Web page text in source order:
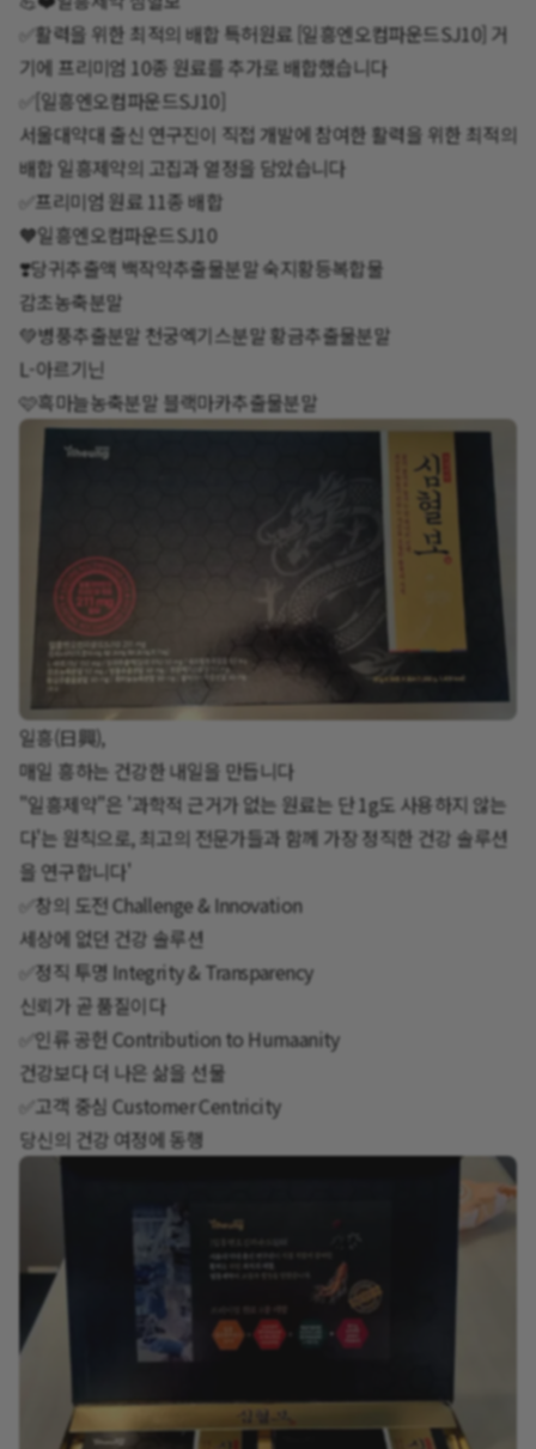
✅️활력을 위한 최적의 배합 특허원료 [일흥엔오컴파운드SJ10] 거
기에 프리미엄 10종 원료를 추가로 배합했습니다
✅️[일흥엔오컴파운드SJ10]
서울대약대 출신 연구진이 직접 개발에 참여한 활력을 위한 최적의
배합 일흥제약의 고집과 열정을 담았습니다
✅️프리미엄 원료 11종 배합
🧡일흥엔오컴파운드SJ10
❣️당귀추출액 백작약추출물분말 숙지황등복합물
감초농축분말
💚병풍추출분말 천궁엑기스분말 황금추출물분말
L-아르기닌
🩷흑마늘농축분말 블랙마카추출물분말
일흥(日興),
매일 흥하는 건강한 내일을 만듭니다
"일흥제약"은 '과학적 근거가 없는 원료는 단 1g도 사용하지 않는
다'는 원칙으로, 최고의 전문가들과 함께 가장 정직한 건강 솔루션
을 연구합니다'
✅️창의 도전 Challenge & Innovation
세상에 없던 건강 솔루션
✅️정직 투명 Integrity & Transparency
신뢰가 곧 품질이다
✅️인류 공헌 Contribution to Humaanity
건강보다 더 나은 삶을 선물
✅️고객 중심 Customer Centricity
당신의 건강 여정에 동행